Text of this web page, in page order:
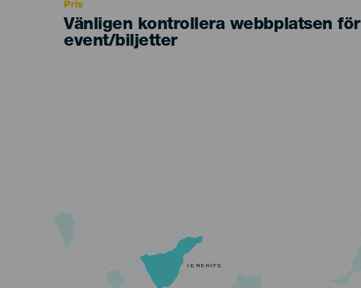
Pris
Vänligen kontrollera webbplatsen för
event/biljetter
TENERIFE